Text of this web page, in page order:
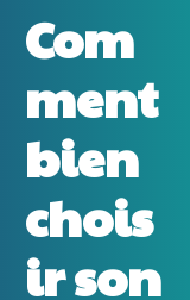
Com
ment
bien
chois
ir son